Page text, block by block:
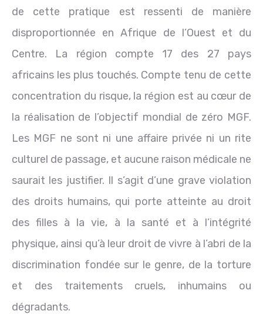
de cette pratique est ressenti de manière
disproportionnée en Afrique de l’Ouest et du
Centre. La région compte 17 des 27 pays
africains les plus touchés. Compte tenu de cette
concentration du risque, la région est au cœur de
la réalisation de l’objectif mondial de zéro MGF.
Les MGF ne sont ni une affaire privée ni un rite
culturel de passage, et aucune raison médicale ne
saurait les justifier. Il s’agit d’une grave violation
des droits humains, qui porte atteinte au droit
des filles à la vie, à la santé et à l’intégrité
physique, ainsi qu’à leur droit de vivre à l’abri de la
discrimination fondée sur le genre, de la torture
et des traitements cruels, inhumains ou
dégradants.